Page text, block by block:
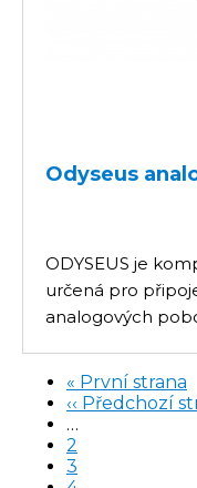
Odyseus
ODYSEUS je
určená pro
analogových
Pagination
First
page
« První strana
Předchozí
stránka
‹‹ Předchozí
…
Stránka
2
Stránka
3